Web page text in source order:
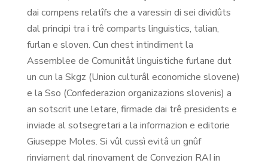
dai compens relatîfs che a varessin di sei dividûts
dal principi tra i trê comparts linguistics, talian,
furlan e sloven. Cun chest intindiment la
Assemblee de Comunitât linguistiche furlane dut
un cun la Skgz (Union culturâl economiche slovene)
e la Sso (Confederazion organizazions slovenis) a
an sotscrit une letare, firmade dai trê presidents e
inviade al sotsegretari a la informazion e editorie
Giuseppe Moles. Si vûl cussì evitâ un gnûf
rinviament dal rinovament de Convezion RAI in